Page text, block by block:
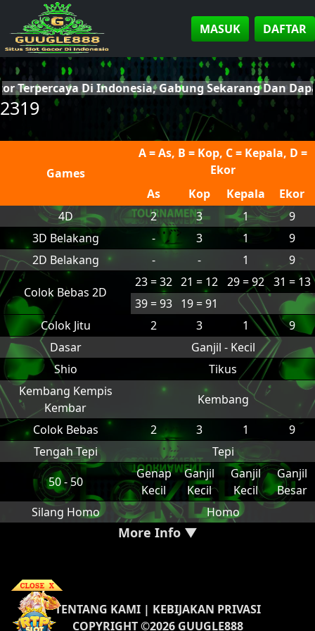
MASUK DAFTAR
Di Indonesia, Gabung Sekarang Dan
2319
Games
A = As, B = Kop, C = Kepala, D =
Ekor
As
Kop Kepala
Ekor
4D
2 3 1
9
3D Belakang
- 3 1
9
2D Belakang
- - 1 9
Colok Bebas 2D
23 = 32 21 = 12 29 = 92
31 = 13
39 = 93 19 = 91
Colok Jitu
2 3 1
9
Dasar
Ganjil - Kecil
Shio
Tikus
Kembang Kempis
Kembar
Kembang
Colok Bebas
2 3 1
9
Tengah Tepi
Tepi
50 - 50
Genap
Kecil
Ganjil
Kecil
Ganjil
Kecil
Ganjil
Besar
Silang Homo
Homo
More Info ▼
TENTANG KAMI| KEBIJAKAN PRIVASI
COPYRIGHT ©2026 GUUGLE888